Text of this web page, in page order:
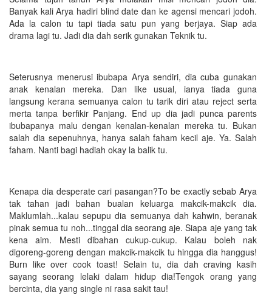
Banyak kali Arya hadiri blind date dan ke agensi mencari jodoh.
Ada la calon tu tapi tiada satu pun yang berjaya. Siap ada
drama lagi tu. Jadi dia dah serik gunakan Teknik tu.
Seterusnya menerusi ibubapa Arya sendiri, dia cuba gunakan
anak kenalan mereka. Dan like usual, ianya tiada guna
langsung kerana semuanya calon tu tarik diri atau reject serta
merta tanpa berfikir Panjang. End up dia jadi punca parents
ibubapanya malu dengan kenalan-kenalan mereka tu. Bukan
salah dia sepenuhnya, hanya salah faham kecil aje. Ya. Salah
faham. Nanti bagi hadiah okay la balik tu.
Kenapa dia desperate cari pasangan?To be exactly sebab Arya
tak tahan jadi bahan bualan keluarga makcik-makcik dia.
Maklumlah...kalau sepupu dia semuanya dah kahwin, beranak
pinak semua tu noh...tinggal dia seorang aje. Siapa aje yang tak
kena aim. Mesti dibahan cukup-cukup. Kalau boleh nak
digoreng-goreng dengan makcik-makcik tu hingga dia hanggus!
Burn like over cook toast! Selain tu, dia dah craving kasih
sayang seorang lelaki dalam hidup dia!Tengok orang yang
bercinta, dia yang single ni rasa sakit tau!